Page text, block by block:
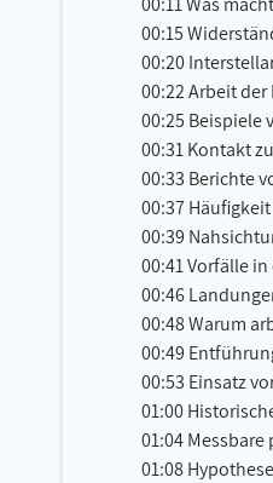
00:15
00:20
00:22 Arbeit der
00:25 Beispiele
00:31 Kontakt
00:33 Berichte
00:37
00:39
00:41 Vorfälle
00:46
00:48 Warum
00:49
00:53 Einsatz
01:00
01:04
01:08